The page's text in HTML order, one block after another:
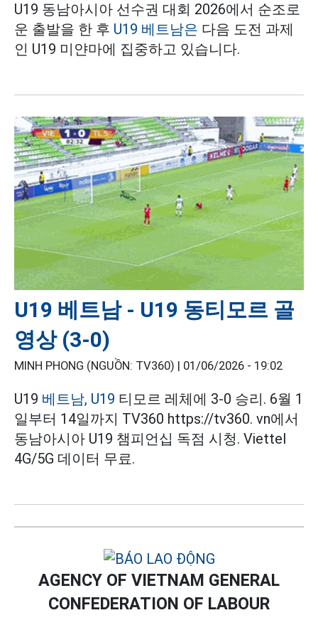
U19 동남아시아 선수권 대회 2026에서 순조로
운 출발을 한 후 U19 베트남은 다음 도전 과제
인 U19 미얀마에 집중하고 있습니다.
U19 베트남 - U19 동티모르 골
영상 (3-0)
MINH PHONG (NGUỒN: TV360) | 01/06/2026 - 19:02
U19 베트남, U19 티모르 레체에 3-0 승리. 6월 1
일부터 14일까지 TV360 https://tv360. vn에서
동남아시아 U19 챔피언십 독점 시청. Viettel
4G/5G 데이터 무료.
AGENCY OF VIETNAM GENERAL
CONFEDERATION OF LABOUR